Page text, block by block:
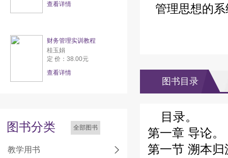
查看详情
财务管理实训教程
桂玉娟
定 价：38.00元
查看详情
图书分类 全部图书
教学用书
管理思想的
图书目录
目录。
第一章 导论。
第一节 溯本